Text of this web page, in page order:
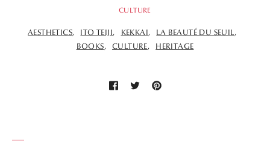
CULTURE
AESTHETICS ITO TEIJI KEKKAI
LA BEAUTÉ DU SEUIL
BOOKS
CULTURE HERITAGE